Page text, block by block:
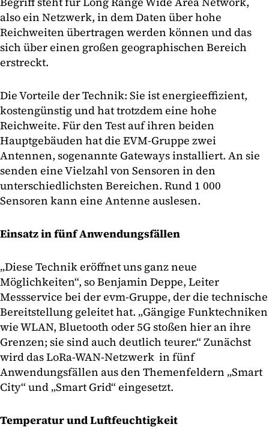
also ein Netzwerk, in dem Daten über hohe
Reichweiten übertragen werden können und das
sich über einen großen geographischen Bereich
erstreckt.
Die Vorteile der Technik: Sie ist energieeffizient,
kostengünstig und hat trotzdem eine hohe
Reichweite. Für den Test auf ihren beiden
Hauptgebäuden hat die EVM-Gruppe zwei
Antennen, sogenannte Gateways installiert. An sie
senden eine Vielzahl von Sensoren in den
unterschiedlichsten Bereichen. Rund 1 000
Sensoren kann eine Antenne auslesen.
Einsatz in fünf Anwendungsfällen
„Diese Technik eröffnet uns ganz neue
Möglichkeiten“, so Benjamin Deppe, Leiter
Messservice bei der evm-Gruppe, der die technische
Bereitstellung geleitet hat. „Gängige Funktechniken
wie WLAN, Bluetooth oder 5G stoßen hier an ihre
Grenzen; sie sind auch deutlich teurer.“ Zunächst
wird das LoRa-WAN-Netzwerk in fünf
Anwendungsfällen aus den Themenfeldern „Smart
City“ und „Smart Grid“ eingesetzt.
Temperatur und Luftfeuchtigkeit